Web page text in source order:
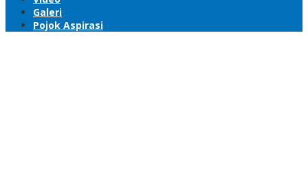
Galeri
Pojok Aspirasi